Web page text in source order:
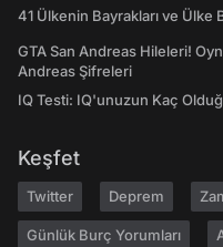
41 Ülkenin Bayrakları ve Ülke
GTA San Andreas Hileleri!
Andreas Şifreleri
IQ Testi: IQ'unuzun Kaç
Keşfet
Twitter Deprem
Günlük Burç Yorumları